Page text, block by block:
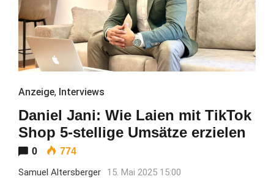
Anzeige, Interviews
Daniel Jani: Wie Laien mit TikTok
Shop 5-stellige Umsätze erzielen
0 774
Samuel Altersberger 15. Mai 2025 15:00